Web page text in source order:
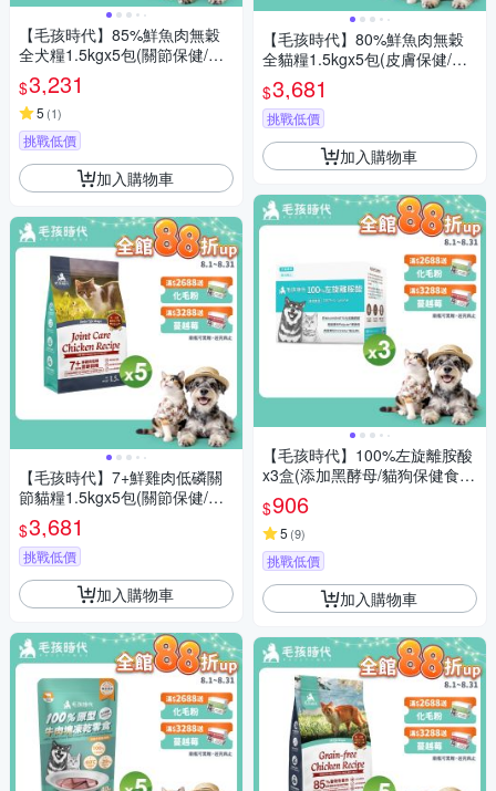
【毛孩時代】85%鮮魚肉無穀
全犬糧1.5kgx5包(關節保健/狗
飼料/狗乾糧/無穀狗糧)
$3,231
5 (1)
挑戰低價
加入購物車
【毛孩時代】7+鮮雞肉低磷關
節貓糧1.5kgx5包(關節保健/老
貓飼料/貓乾糧/無穀貓糧)
$3,681
挑戰低價
加入購物車
【毛孩時代】80%鮮魚肉無穀
全貓糧1.5kgx5包(皮膚保健/貓
飼料/貓乾糧/無穀貓糧)
$3,681
挑戰低價
加入購物車
【毛孩時代】100%左旋離胺酸
x3盒(添加黑酵母/貓狗保健食
品/貓狗免疫力保健/寵物保健)
$906
5 (9)
挑戰低價
加入購物車